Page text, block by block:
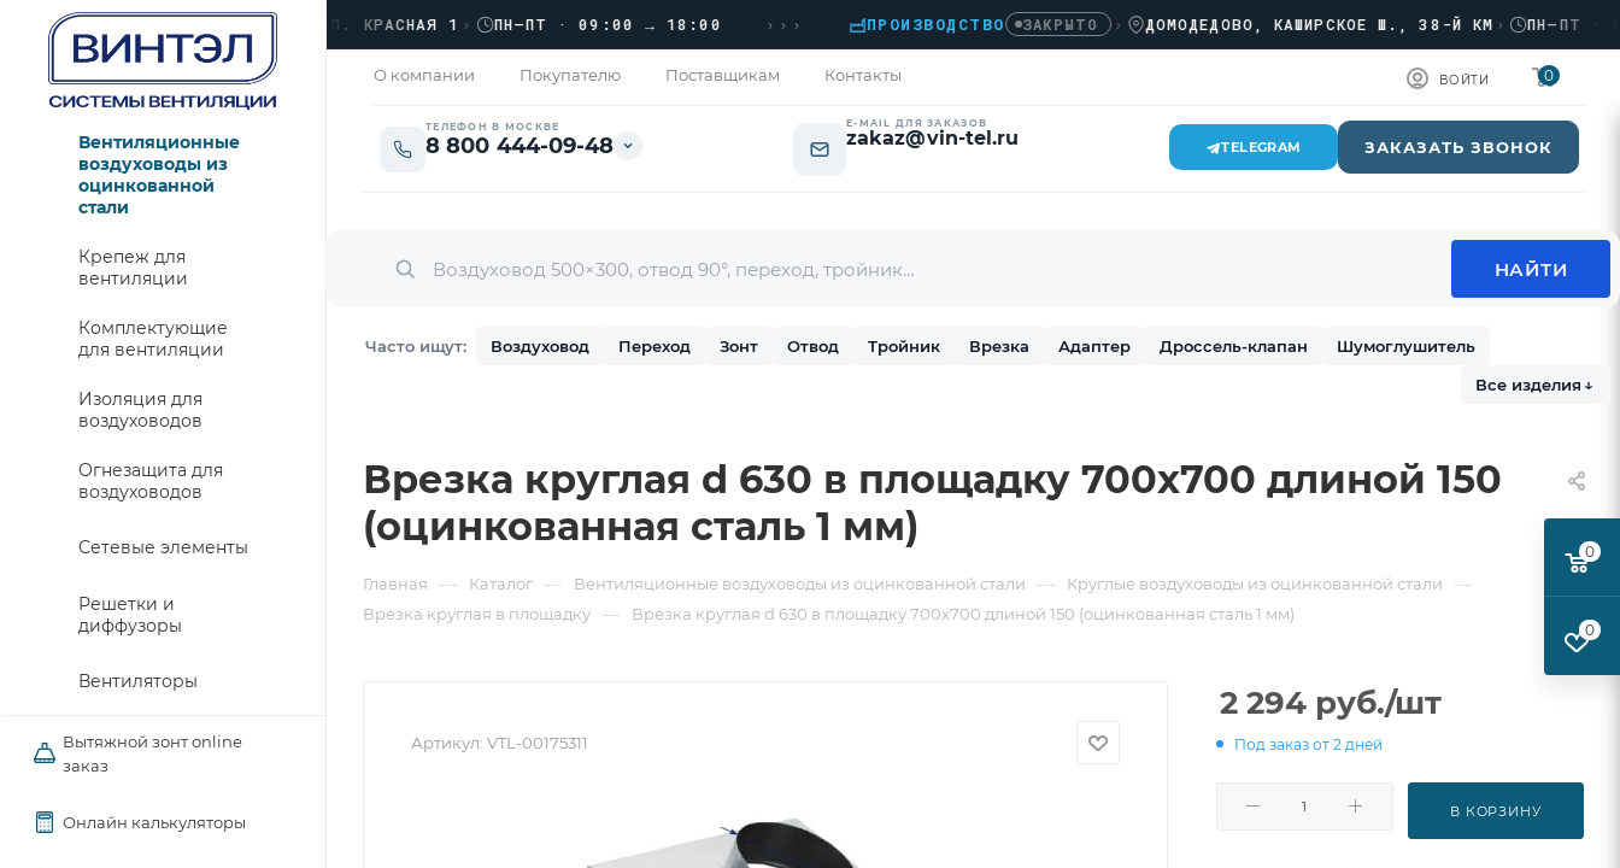
ЗАКРЫТО › ЛЮБЕРЦЫ, УЛ. КРАСНАЯ 1› ПН–ПТ · 09:00 → 18:00 ››› ПРОИЗВОДСТВО ЗАКРЫТО › ДОМОДЕДОВО, КАШИРСКОЕ Ш., 38-Й КМ› ПН–ПТ ·
О компании Покупателю Поставщикам Контакты ВОЙТИ 0
ТЕЛЕФОН В МОСКВЕ
8 800 444-09-48
E-MAIL ДЛЯ ЗАКАЗОВ
zakaz@vin-tel.ru TELEGRAM ЗАКАЗАТЬ ЗВОНОК
Часто ищут: Воздуховод Переход Зонт Отвод Тройник Врезка Адаптер Дроссель-клапан
Шумоглушитель
Все изделия ↓
Вентиляционные
воздуховоды из
оцинкованной
стали
Крепеж для
вентиляции
Комплектующие
для вентиляции
Изоляция для
воздуховодов
Огнезащита для
воздуховодов
Сетевые элементы
Решетки и
диффузоры
Вентиляторы
Вытяжной зонт online
заказ
Онлайн калькуляторы
Врезка круглая d 630 в площадку 700х700 длиной 150
(оцинкованная сталь 1 мм)
Главная — Каталог — Вентиляционные воздуховоды из оцинкованной стали — Круглые воздуховоды из оцинкованной стали —
Врезка круглая в площадку — Врезка круглая d 630 в площадку 700х700 длиной 150 (оцинкованная сталь 1 мм)
Артикул: VTL-00175311
2 294 руб./шт
Под заказ от 2 дней
В КОРЗИНУ
0
0